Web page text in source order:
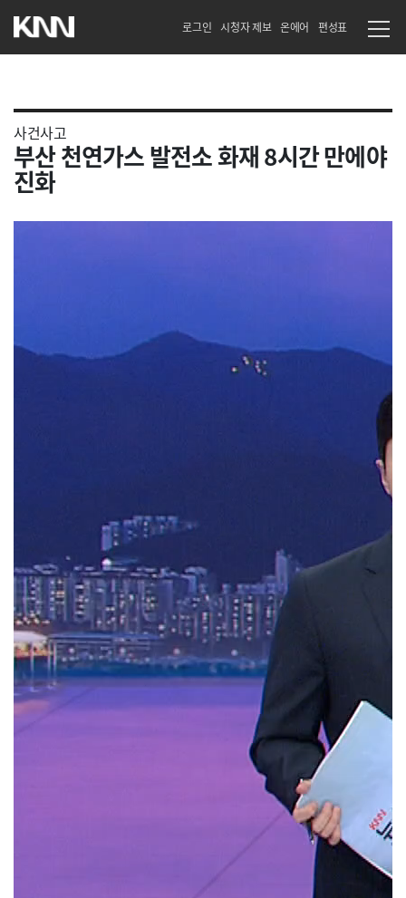
로그인 시청자 제보 온에어 편성표
사건사고
부산 천연가스 발전소 화재 8시간 만에야
진화